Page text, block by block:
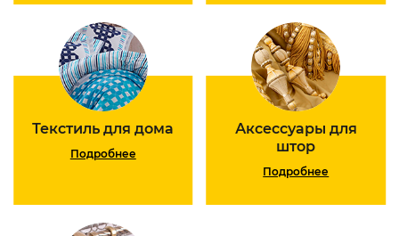
Текстиль для дома
Подробнее
Аксессуары для
штор
Подробнее